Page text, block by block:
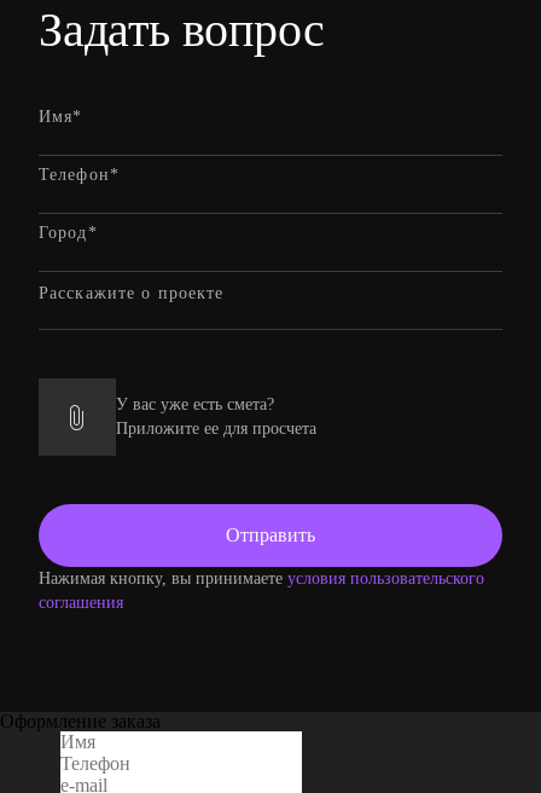
Задать вопрос
У вас уже есть смета?
Приложите ее для просчета
Нажимая кнопку, вы принимаете условия пользовательского
соглашения
Оформление заказа